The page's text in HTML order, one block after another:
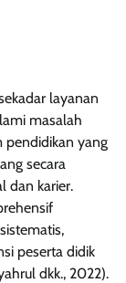
layanan
masalah
pendidikan yang
secara
dan karier.
peserta didik
dkk., 2022).